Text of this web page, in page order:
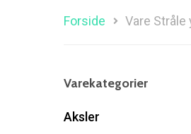
Søg efter et
Forside Vare
Varekategorier
Aksler